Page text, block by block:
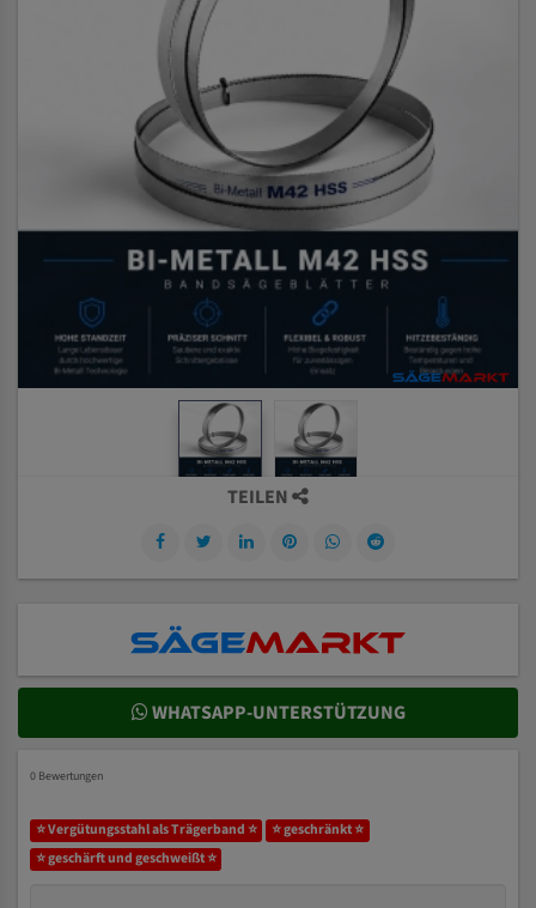
TEILEN
WHATSAPP-UNTERSTÜTZUNG
0 Bewertungen
⭐ Vergütungsstahl als Trägerband ⭐
⭐ geschränkt ⭐
⭐ geschärft und geschweißt ⭐